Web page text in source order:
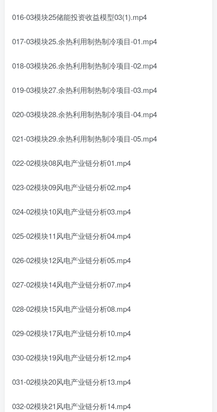
016-03模块25储能投资收益模型03(1).mp4
017-03模块25.余热利用制热制冷项目-01.mp4
018-03模块26.余热利用制热制冷项目-02.mp4
019-03模块27.余热利用制热制冷项目-03.mp4
020-03模块28.余热利用制热制冷项目-04.mp4
021-03模块29.余热利用制热制冷项目-05.mp4
022-02模块08风电产业链分析01.mp4
023-02模块09风电产业链分析02.mp4
024-02模块10风电产业链分析03.mp4
025-02模块11风电产业链分析04.mp4
026-02模块12风电产业链分析05.mp4
027-02模块14风电产业链分析07.mp4
028-02模块15风电产业链分析08.mp4
029-02模块17风电产业链分析10.mp4
030-02模块19风电产业链分析12.mp4
031-02模块20风电产业链分析13.mp4
032-02模块21风电产业链分析14.mp4